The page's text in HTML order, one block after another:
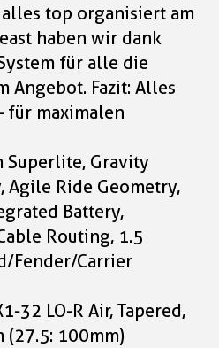
top organisiert am
haben wir dank
für alle die
Angebot. Fazit: Alles
für maximalen
Superlite, Gravity
Agile Ride Geometry,
Battery,
Routing, 1.5
Fender/Carrier
32 LO-R Air, Tapered,
(27.5: 100mm)